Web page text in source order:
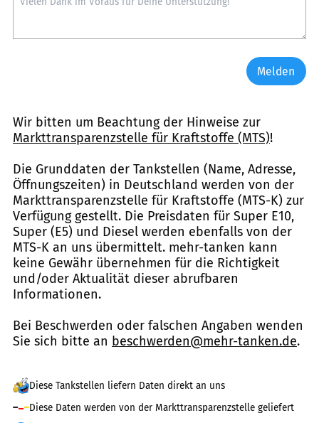
Melden
Wir bitten um Beachtung der Hinweise zur
Markttransparenzstelle für Kraftstoffe (MTS)!
Die Grunddaten der Tankstellen (Name, Adresse,
Öffnungszeiten) in Deutschland werden von der
Markttransparenzstelle für Kraftstoffe (MTS-K) zur
Verfügung gestellt. Die Preisdaten für Super E10,
Super (E5) und Diesel werden ebenfalls von der
MTS-K an uns übermittelt. mehr-tanken kann
keine Gewähr übernehmen für die Richtigkeit
und/oder Aktualität dieser abrufbaren
Informationen.
Bei Beschwerden oder falschen Angaben wenden
Sie sich bitte an beschwerden@mehr-tanken.de.
Diese Tankstellen liefern Daten direkt an uns
Diese Daten werden von der Markttransparenzstelle geliefert